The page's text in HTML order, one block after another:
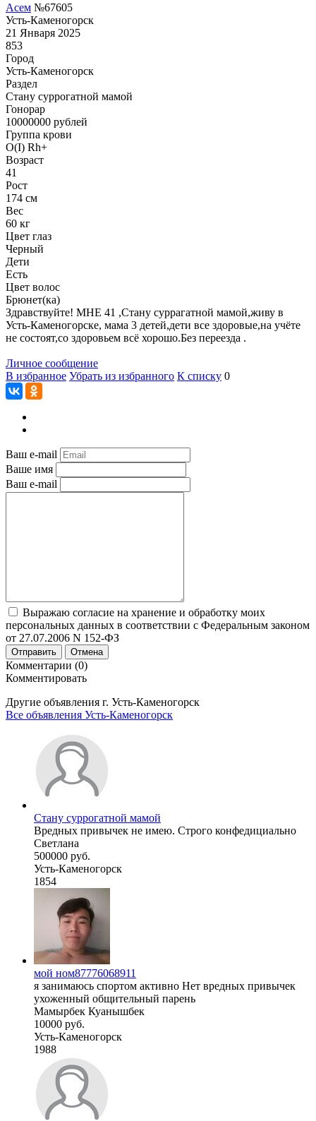
Асем №67605
Усть-Каменогорск
21 Января 2025
853
Город
Усть-Каменогорск
Раздел
Cтану суррогатной мамой
Гонoрар
10000000 рублей
Группа крови
O(I) Rh+
Возраст
41
Рост
174 см
Вес
60 кг
Цвет глаз
Черный
Дети
Есть
Цвет волос
Брюнет(ка)
Здравствуйте! МНЕ 41 ,Стану суррагатной мамой,живу в
Усть-Каменогорске, мама 3 детей,дети все здоровые,на учёте
не состоят,со здоровьем всё хорошо.Без переезда .
Личное сообщение
В избранное Убрать из избранного К списку 0
Ваш e-mail
Ваше имя
Ваш e-mail
Выражаю согласие на хранение и обработку моих
персональных данных в соответствии с Федеральным законом
от 27.07.2006 N 152-ФЗ
Отправить Отмена
Комментарии (0)
Комментировать
Другие объявления г. Усть-Каменогорск
Все объявления Усть-Каменогорск
Стану суррогатной мамой
Вредных привычек не имею. Строго конфедициально
Светлана
500000 руб.
Усть-Каменогорск
1854
мой ном87776068911
я занимаюсь спортом активно Нет вредных привычек
ухоженный общительный парень
Мамырбек Куанышбек
10000 руб.
Усть-Каменогорск
1988